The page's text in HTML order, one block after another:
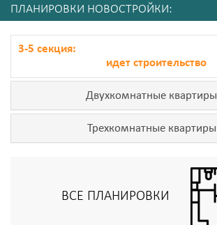
ПЛАНИРОВКИ НОВОСТРОЙКИ:
3-5 секция:
идет строительство
Двухкомнатные квартиры
Трехкомнатные квартиры
ВСЕ ПЛАНИРОВКИ